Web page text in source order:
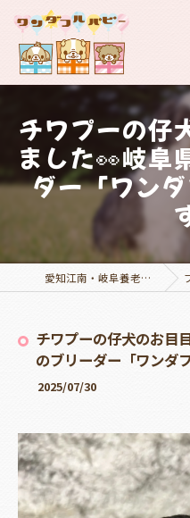
チワプーの仔
ました👀岐阜
ダー「ワン
愛知江南・岐阜養老でブリーダーなら実績豊富なワンダフルパピー ブ
チワプーの仔犬のお目
のブリーダー「ワンダ
2025/07/30